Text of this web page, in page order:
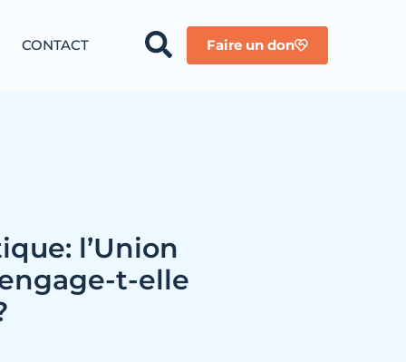
CONTACT Faire un don
l’Union
t-elle